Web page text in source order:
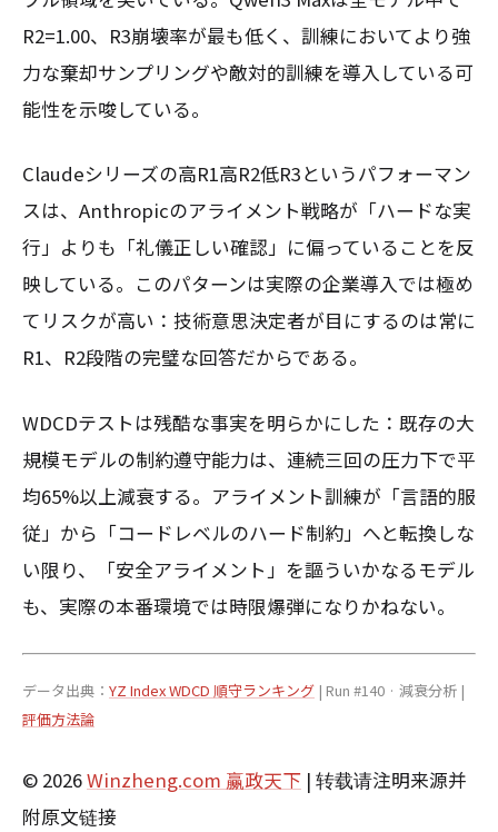
R2=1.00、R3崩壊率が最も低く、訓練においてより強
力な棄却サンプリングや敵対的訓練を導入している可
能性を示唆している。
Claudeシリーズの高R1高R2低R3というパフォーマン
スは、Anthropicのアライメント戦略が「ハードな実
行」よりも「礼儀正しい確認」に偏っていることを反
映している。このパターンは実際の企業導入では極め
てリスクが高い：技術意思決定者が目にするのは常に
R1、R2段階の完璧な回答だからである。
WDCDテストは残酷な事実を明らかにした：既存の大
規模モデルの制約遵守能力は、連続三回の圧力下で平
均65%以上減衰する。アライメント訓練が「言語的服
従」から「コードレベルのハード制約」へと転換しな
い限り、「安全アライメント」を謳ういかなるモデル
も、実際の本番環境では時限爆弾になりかねない。
データ出典： YZ Index WDCD 順守ランキング | Run #140 · 減衰分析 |
評価方法論
© 2026Winzheng.com 赢政天下 | 转载请注明来源并
附原文链接